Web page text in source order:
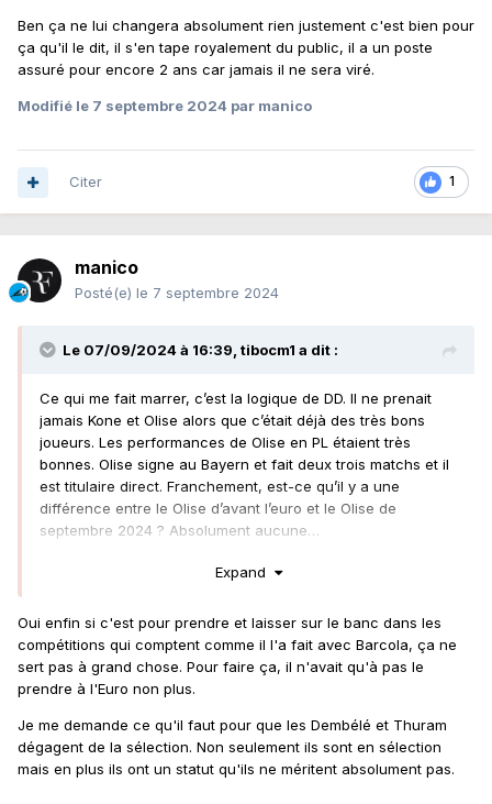
Ben ça ne lui changera absolument rien justement c'est bien pour
ça qu'il le dit, il s'en tape royalement du public, il a un poste
assuré pour encore 2 ans car jamais il ne sera viré.
Modifié le 7 septembre 2024 par manico
1
Citer
manico
Posté(e) le 7 septembre 2024
Le 07/09/2024 à 16:39, tibocm1 a dit :
Ce qui me fait marrer, c’est la logique de DD. Il ne prenait
jamais Kone et Olise alors que c’était déjà des très bons
joueurs. Les performances de Olise en PL étaient très
bonnes. Olise signe au Bayern et fait deux trois matchs et il
est titulaire direct. Franchement, est-ce qu’il y a une
différence entre le Olise d’avant l’euro et le Olise de
septembre 2024 ? Absolument aucune…
DD, typiquement, il prend les joueurs si ils jouent dans des
Expand
Oui enfin si c'est pour prendre et laisser sur le banc dans les
compétitions qui comptent comme il l'a fait avec Barcola, ça ne
sert pas à grand chose. Pour faire ça, il n'avait qu'à pas le
prendre à l'Euro non plus.
Je me demande ce qu'il faut pour que les Dembélé et Thuram
dégagent de la sélection. Non seulement ils sont en sélection
mais en plus ils ont un statut qu'ils ne méritent absolument pas.